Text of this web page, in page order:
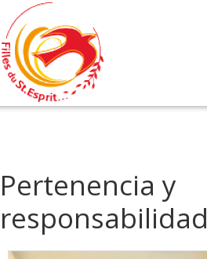
Pertenencia y
responsabilidad